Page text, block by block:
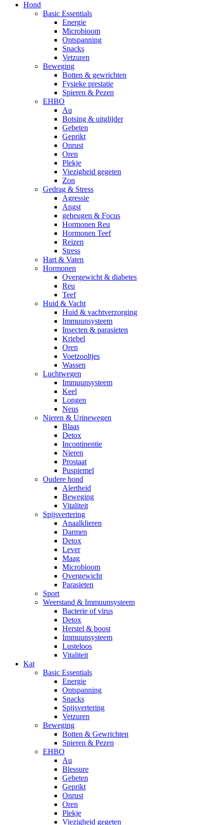
Hond
Basic Essentials
Energie
Microbioom
Ontspanning
Snacks
Vetzuren
Beweging
Botten & gewrichten
Fysieke prestatie
Spieren & Pezen
EHBO
Au
Botsing & uitglijder
Gebeten
Geprikt
Onrust
Oren
Plekje
Viezigheid gegeten
Zon
Gedrag & Stress
Agressie
Angst
geheugen & Focus
Hormonen Reu
Hormonen Teef
Reizen
Stress
Hart & Vaten
Hormonen
Overgewicht & diabetes
Reu
Teef
Huid & Vacht
Huid & vachtverzorging
Immuunsysteem
Insecten & parasieten
Kriebel
Oren
Voetzooltjes
Wassen
Luchtwegen
Immuunsysteem
Keel
Longen
Neus
Nieren & Urinewegen
Blaas
Detox
Incontinentie
Nieren
Prostaat
Puspiemel
Oudere hond
Alertheid
Beweging
Vitaliteit
Spijsvertering
Anaalklieren
Darmen
Detox
Lever
Maag
Microbioom
Overgewicht
Parasieten
Sport
Weerstand & Immuunsysteem
Bacterie of virus
Detox
Herstel & boost
Immuunsysteem
Lusteloos
Vitaliteit
Kat
Basic Essentials
Energie
Ontspanning
Snacks
Spijsvertering
Vetzuren
Beweging
Botten & Gewrichten
Spieren & Pezen
EHBO
Au
Blessure
Gebeten
Geprikt
Onrust
Oren
Plekje
Viezigheid gegeten